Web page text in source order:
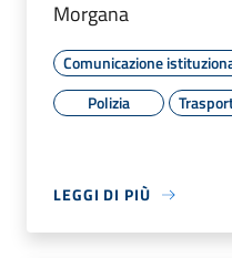
Morgana
Comunicazione
Polizia
LEGGI DI PIÙ